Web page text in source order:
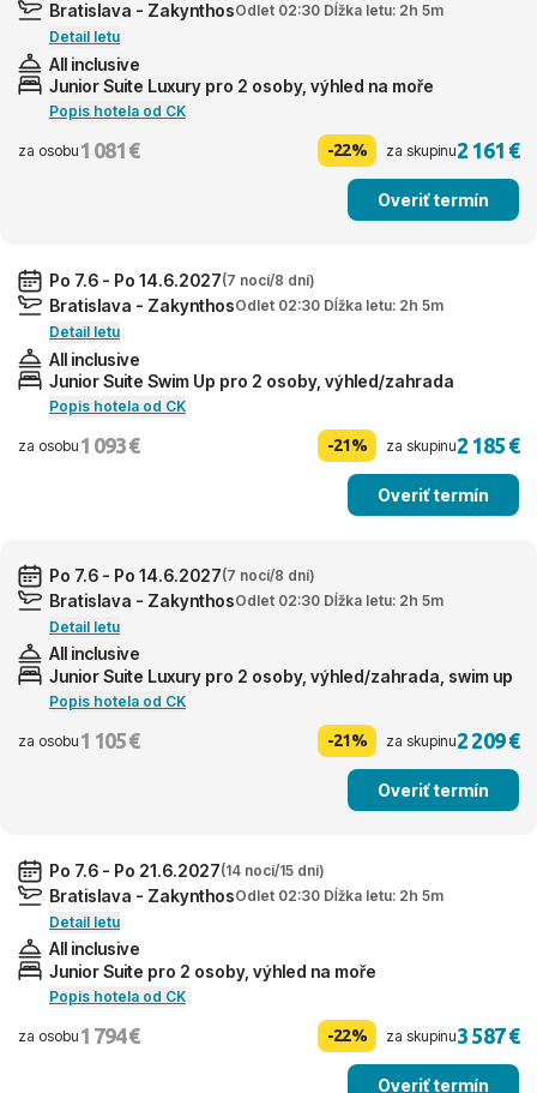
Bratislava - ZakynthosOdlet 02:30 Dĺžka letu: 2h 5m
Detail letu
All inclusive
Junior Suite Luxury pro 2 osoby, výhled na moře
Popis hotela od CK
za osobu 1 081 € -22% za skupinu2 161 €
Overiť termín
Po 7.6 - Po 14.6.2027(7 nocí/8 dní)
Bratislava - ZakynthosOdlet 02:30 Dĺžka letu: 2h 5m
Detail letu
All inclusive
Junior Suite Swim Up pro 2 osoby, výhled/zahrada
Popis hotela od CK
za osobu 1 093 € -21% za skupinu2 185 €
Overiť termín
Po 7.6 - Po 14.6.2027(7 nocí/8 dní)
Bratislava - ZakynthosOdlet 02:30 Dĺžka letu: 2h 5m
Detail letu
All inclusive
Junior Suite Luxury pro 2 osoby, výhled/zahrada, swim up
Popis hotela od CK
za osobu 1 105 € -21% za skupinu2 209 €
Overiť termín
Po 7.6 - Po 21.6.2027(14 nocí/15 dní)
Bratislava - ZakynthosOdlet 02:30 Dĺžka letu: 2h 5m
Detail letu
All inclusive
Junior Suite pro 2 osoby, výhled na moře
Popis hotela od CK
za osobu 1 794 € -22% za skupinu3 587 €
Overiť termín